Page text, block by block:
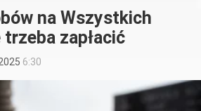
na Wszystkich
zapłacić
6:30